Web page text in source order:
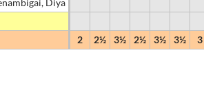
Diya
2
2½ 3½ 2½ 3½ 3½ 3